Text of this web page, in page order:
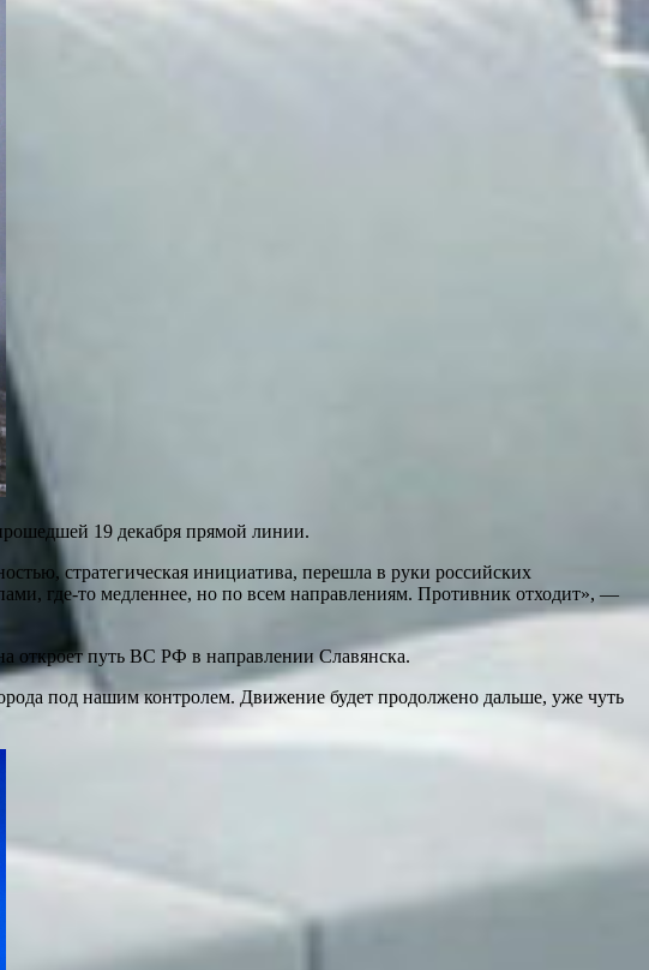
19 декабря прямой линии.
стратегическая инициатива, перешла в руки российских
где-то медленнее, но по всем направлениям. Противник отходит», —
откроет путь ВС РФ в направлении Славянска.
под нашим контролем. Движение будет продолжено дальше, уже чуть